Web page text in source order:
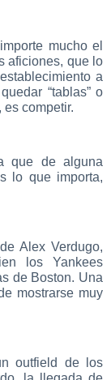
mucho el
aficiones, que lo
a
“tablas” o
es competir.
que de alguna
lo que importa,
Alex Verdugo,
los Yankees
de Boston. Una
mostrarse muy
outfield de los